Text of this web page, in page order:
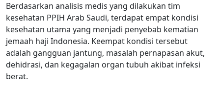
Berdasarkan analisis medis yang dilakukan tim
kesehatan PPIH Arab Saudi, terdapat empat kondisi
kesehatan utama yang menjadi penyebab kematian
jemaah haji Indonesia. Keempat kondisi tersebut
adalah gangguan jantung, masalah pernapasan akut,
dehidrasi, dan kegagalan organ tubuh akibat infeksi
berat.